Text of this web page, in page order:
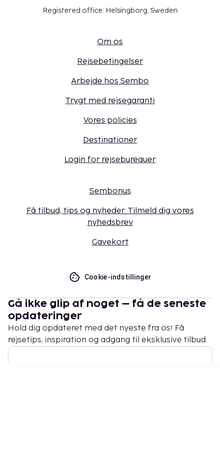
Registered office: Helsingborg, Sweden
Om os
Rejsebetingelser
Arbejde hos Sembo
Trygt med rejsegaranti
Vores policies
Destinationer
Login for rejsebureauer
Sembonus
Få tilbud, tips og nyheder. Tilmeld dig vores
nyhedsbrev
Gavekort
Cookie-indstillinger
Gå ikke glip af noget – få de seneste
opdateringer
Hold dig opdateret med det nyeste fra os! Få
rejsetips, inspiration og adgang til eksklusive tilbud.